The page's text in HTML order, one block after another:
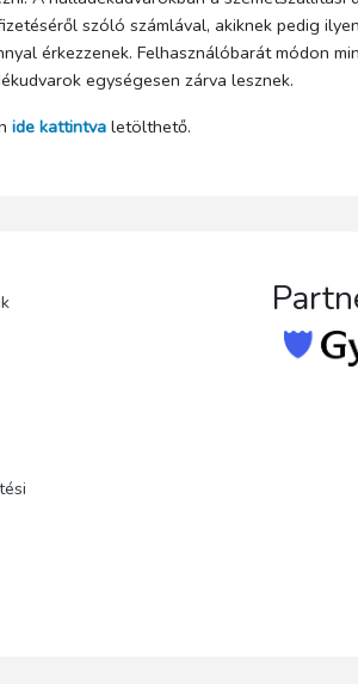
szóló számlával, akiknek pedig
érkezzenek. Felhasználóbarát módon
egységesen zárva lesznek.
ide kattintva letölthető.